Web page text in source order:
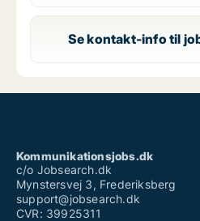
Se kontakt-info til
Kommunikationsjobs.dk
c/o Jobsearch.dk
Mynstersvej 3, Frederiksberg
support@jobsearch.dk
CVR: 39925311